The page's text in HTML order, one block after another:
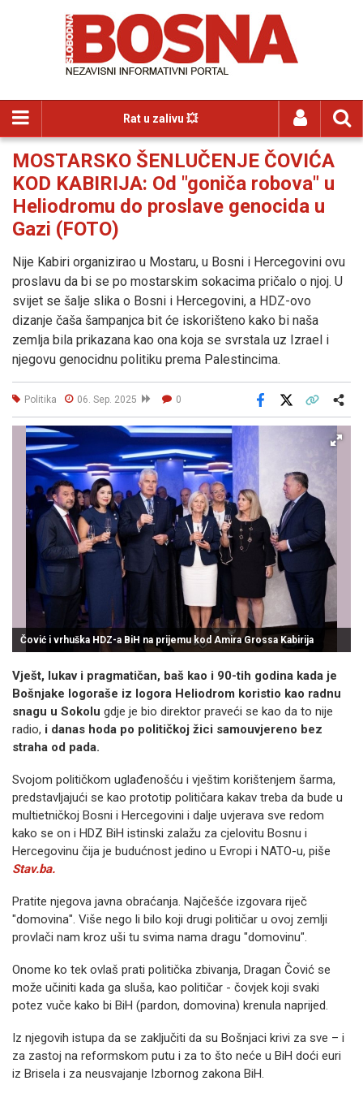
Rat u zalivu 💥
MOSTARSKO ŠENLUČENJE ČOVIĆA
KOD KABIRIJA: Od "goniča robova" u
Heliodromu do proslave genocida u
Gazi (FOTO)
Nije Kabiri organizirao u Mostaru, u Bosni i Hercegovini ovu
proslavu da bi se po mostarskim sokacima pričalo o njoj. U
svijet se šalje slika o Bosni i Hercegovini, a HDZ-ovo
dizanje čaša šampanjca bit će iskorišteno kako bi naša
zemlja bila prikazana kao ona koja se svrstala uz Izrael i
njegovu genocidnu politiku prema Palestincima.
Politika 06. Sep. 2025 0
Facebook
Čović i vrhuška HDZ-a BiH na prijemu kod Amira Grossa Kabirija
Vješt, lukav i pragmatičan, baš kao i 90-tih godina kada je
Bošnjake logoraše iz logora Heliodrom koristio kao radnu
snagu u Sokolu gdje je bio direktor praveći se kao da to nije
radio, i danas hoda po političkoj žici samouvjereno bez
straha od pada.
Svojom političkom uglađenošću i vještim korištenjem šarma,
predstavljajući se kao prototip političara kakav treba da bude u
multietničkoj Bosni i Hercegovini i dalje uvjerava sve redom
kako se on i HDZ BiH istinski zalažu za cjelovitu Bosnu i
Hercegovinu čija je budućnost jedino u Evropi i NATO-u, piše
Stav.ba.
Pratite njegova javna obraćanja. Najčešće izgovara riječ
"domovina". Više nego li bilo koji drugi političar u ovoj zemlji
provlači nam kroz uši tu svima nama dragu "domovinu".
Onome ko tek ovlaš prati politička zbivanja, Dragan Čović se
može učiniti kada ga sluša, kao političar - čovjek koji svaki
potez vuče kako bi BiH (pardon, domovina) krenula naprijed.
Iz njegovih istupa da se zaključiti da su Bošnjaci krivi za sve – i
za zastoj na reformskom putu i za to što neće u BiH doći euri
iz Brisela i za neusvajanje Izbornog zakona BiH.